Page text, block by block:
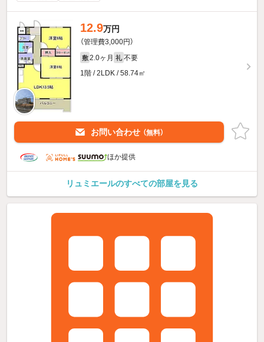
12.9万円
（管理費3,000円）
敷 2.0ヶ月 礼 不要
1階 / 2LDK / 58.74㎡
お問い合わせ （無料）
ほか提供
リュミエールのすべての部屋を見る